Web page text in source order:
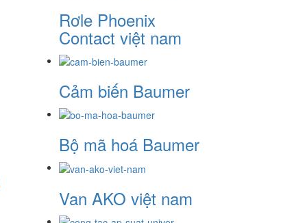
Rơle Phoenix
Contact việt nam
Cảm biến Baumer
Bộ mã hoá Baumer
Van AKO việt nam